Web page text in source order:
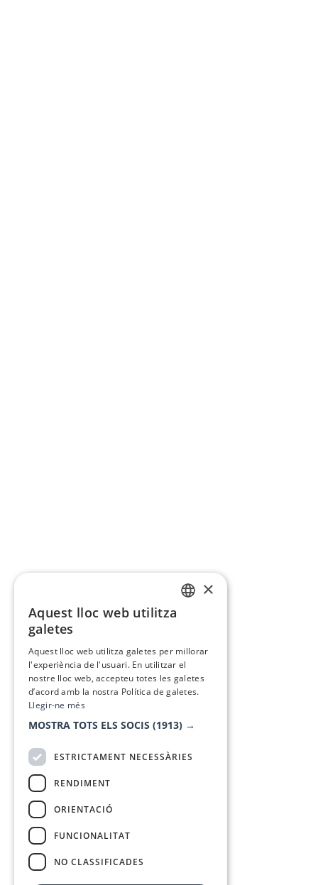
×
Aquest lloc web utilitza
galetes
Aquest lloc web utilitza galetes per millorar
l'experiència de l'usuari. En utilitzar el
nostre lloc web, accepteu totes les galetes
d’acord amb la nostra Política de galetes.
Llegir-ne més
MOSTRA TOTS ELS SOCIS (1913) →
ESTRICTAMENT NECESSÀRIES
RENDIMENT
ORIENTACIÓ
FUNCIONALITAT
NO CLASSIFICADES